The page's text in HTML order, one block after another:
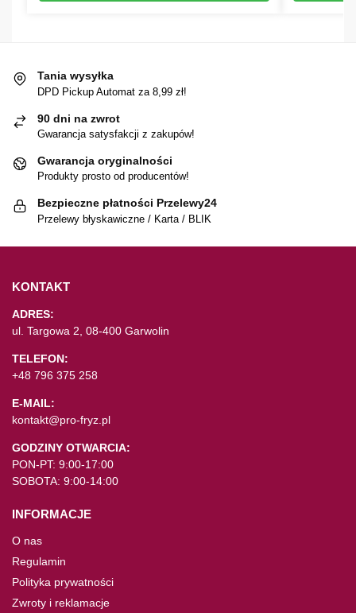
Tania wysyłka
DPD Pickup Automat za 8,99 zł!
90 dni na zwrot
Gwarancja satysfakcji z zakupów!
Gwarancja oryginalności
Produkty prosto od producentów!
Bezpieczne płatności Przelewy24
Przelewy błyskawiczne / Karta / BLIK
KONTAKT
ADRES:
ul. Targowa 2, 08-400 Garwolin
TELEFON:
+48 796 375 258
E-MAIL:
kontakt@pro-fryz.pl
GODZINY OTWARCIA:
PON-PT: 9:00-17:00
SOBOTA: 9:00-14:00
INFORMACJE
O nas
Regulamin
Polityka prywatności
Zwroty i reklamacje